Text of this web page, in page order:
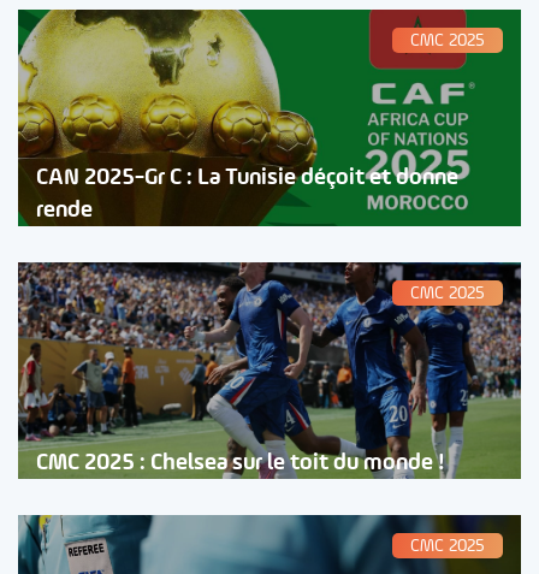
CMC 2025
CAN 2025-Gr C : La Tunisie déçoit et donne
rende
CMC 2025
CMC 2025 : Chelsea sur le toit du monde !
CMC 2025